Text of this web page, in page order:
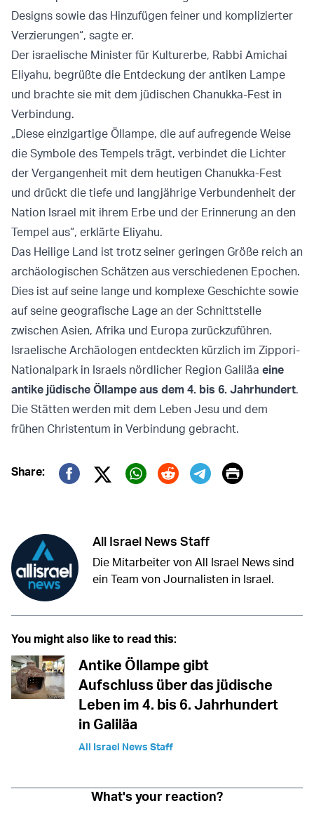
Designs sowie das Hinzufügen feiner und komplizierter
Verzierungen“, sagte er.
Der israelische Minister für Kulturerbe, Rabbi Amichai
Eliyahu, begrüßte die Entdeckung der antiken Lampe
und brachte sie mit dem jüdischen Chanukka-Fest in
Verbindung.
„Diese einzigartige Öllampe, die auf aufregende Weise
die Symbole des Tempels trägt, verbindet die Lichter
der Vergangenheit mit dem heutigen Chanukka-Fest
und drückt die tiefe und langjährige Verbundenheit der
Nation Israel mit ihrem Erbe und der Erinnerung an den
Tempel aus“, erklärte Eliyahu.
Das Heilige Land ist trotz seiner geringen Größe reich an
archäologischen Schätzen aus verschiedenen Epochen.
Dies ist auf seine lange und komplexe Geschichte sowie
auf seine geografische Lage an der Schnittstelle
zwischen Asien, Afrika und Europa zurückzuführen.
Israelische Archäologen entdeckten kürzlich im Zippori-
Nationalpark in Israels nördlicher Region Galiläa eine
antike jüdische Öllampe aus dem 4. bis 6. Jahrhundert.
Die Stätten werden mit dem Leben Jesu und dem
frühen Christentum in Verbindung gebracht.
Share:
Twitter (X)
Print
All Israel News Staff
Die Mitarbeiter von All Israel News sind
ein Team von Journalisten in Israel.
You might also like to read this:
Antike Öllampe gibt
Aufschluss über das jüdische
Leben im 4. bis 6. Jahrhundert
in Galiläa
All Israel News Staff